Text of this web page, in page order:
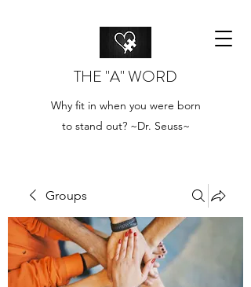
THE "A" WORD
Why fit in when you were born
to stand out? ~Dr. Seuss~
Groups